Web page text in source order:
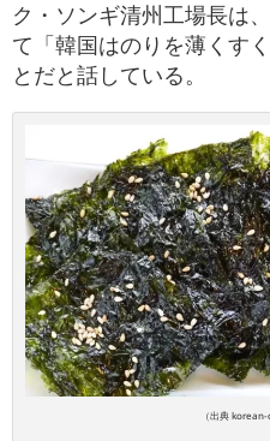
ク・ソンギ清州工場長は
て「韓国はのりを薄くす
とだと話している。
（出典